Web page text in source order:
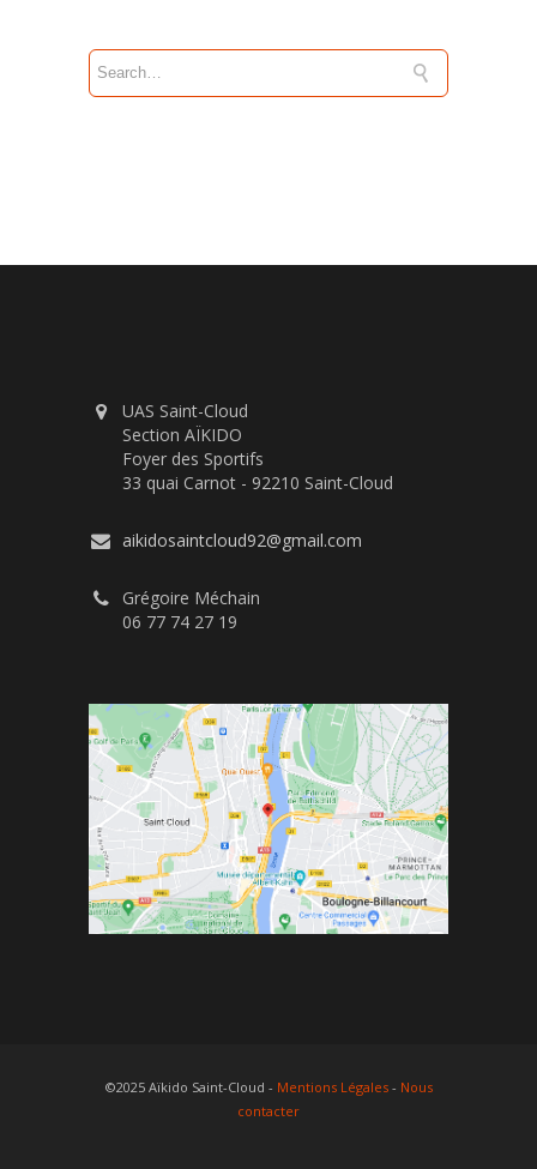
UAS Saint-Cloud
Section AÏKIDO
Foyer des Sportifs
33 quai Carnot - 92210 Saint-Cloud
aikidosaintcloud92@gmail.com
Grégoire Méchain
06 77 74 27 19
©2025 Aïkido Saint-Cloud - Mentions Légales- Nous
contacter